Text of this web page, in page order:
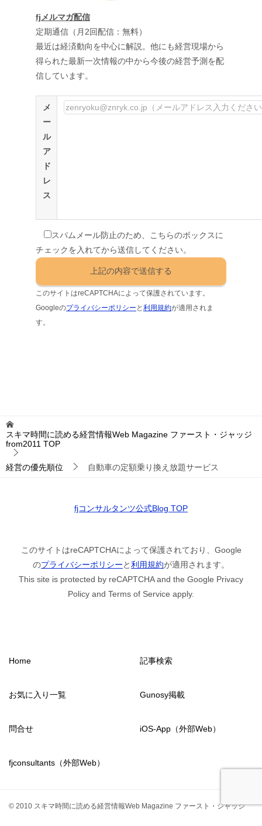
fjメルマガ配信
定期通信（月2回配信：無料）
最近は経済動向を中心に解説。他にも経営現場から
得られた最新一次情報の中から今後の経営予測を配
信しています。
メ
ー
ル
ア
ド
レ
ス
スパムメール防止のため、こちらのボックスに
チェックを入れてから送信してください。
このサイトはreCAPTCHAによって保護されています。
Googleのプライバシーポリシー と利用規約が適用されま
す。
スキマ時間に読める経営情報Web Magazine ファースト・ジャッジ
from2011 TOP
経営の優先順位 自動車の定額乗り換え放題サービス
fjコンサルタンツ公式Blog TOP
このサイトはreCAPTCHAによって保護されており、Google
のプライバシーポリシーと利用規約が適用されます。
This site is protected by reCAPTCHA and the Google Privacy
Policy and Terms of Service apply.
Home 記事検索
お気に入り一覧 Gunosy掲載
問合せ iOS-App（外部Web）
fjconsultants（外部Web）
© 2010 スキマ時間に読める経営情報Web Magazine ファースト・ジャッジ